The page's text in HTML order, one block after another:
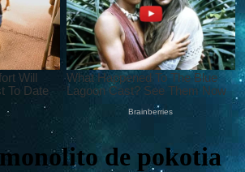
de pokotia